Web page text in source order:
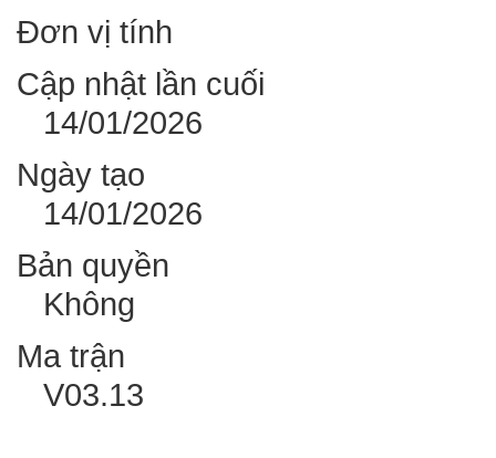
Đơn vị tính
Cập nhật lần cuối
14/01/2026
Ngày tạo
14/01/2026
Bản quyền
Không
Ma trận
V03.13